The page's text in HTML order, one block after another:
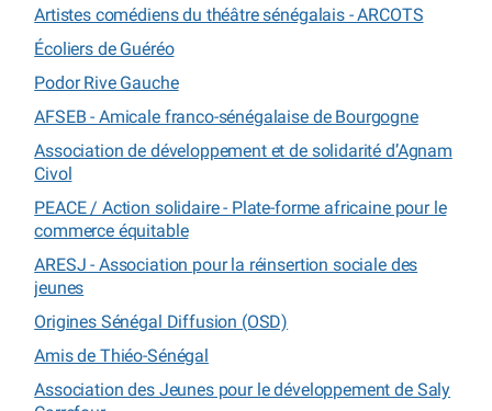
Artistes comédiens du théâtre sénégalais - ARCOTS
Écoliers de Guéréo
Podor Rive Gauche
AFSEB - Amicale franco-sénégalaise de Bourgogne
Association de développement et de solidarité d’Agnam
Civol
PEACE / Action solidaire - Plate-forme africaine pour le
commerce équitable
ARESJ - Association pour la réinsertion sociale des
jeunes
Origines Sénégal Diffusion (OSD)
Amis de Thiéo-Sénégal
Association des Jeunes pour le développement de Saly